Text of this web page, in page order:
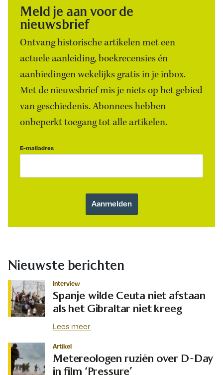
Meld je aan voor de
nieuwsbrief
Ontvang historische artikelen met een
actuele aanleiding, boekrecensies én
aanbiedingen wekelijks gratis in je inbox.
Met de nieuwsbrief mis je niets op het gebied
van geschiedenis. Abonnees hebben
onbeperkt toegang tot alle artikelen.
E-mailadres
Nieuwste berichten
Interview
Spanje wilde Ceuta niet afstaan
als het Gibraltar niet kreeg
Lees meer
Artikel
Metereologen ruziën over D-Day
in film ‘Pressure’